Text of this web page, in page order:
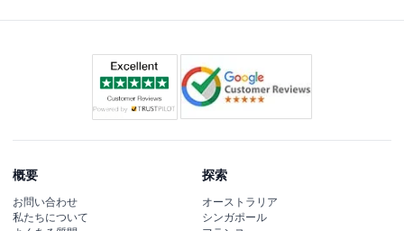
概要
お問い合わせ
私たちについて
探索
オーストラリア
シンガポール